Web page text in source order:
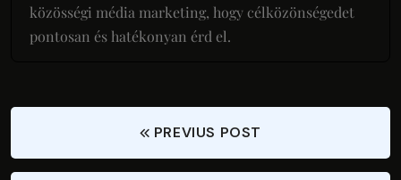
közösségi média marketing, hogy célközönségedet
pontosan és hatékonyan érd el.
PREVIUS POST